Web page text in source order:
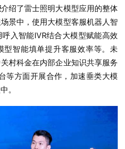
介绍了雷士照明大模型应用的整体
景中，使用大模型客服机器人智
入智能IVR结合大模型赋能高效
型智能填单提升客服效率等。未
村科金在内部企业知识共享服务
等方面开展合作，加速垂类大模
。